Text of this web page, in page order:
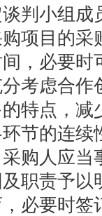
判小组成
项目的采
，必要时
考虑合作
特点，减
节的连续
购人应当
职责予以
必要时签